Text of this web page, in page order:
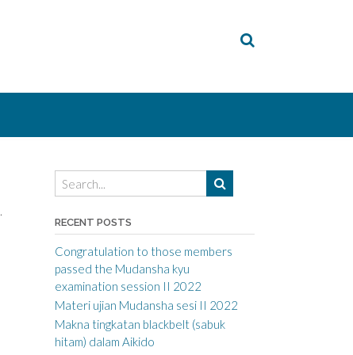
RECENT POSTS
Congratulation to those members
passed the Mudansha kyu
examination session II 2022
Materi ujian Mudansha sesi II 2022
Makna tingkatan blackbelt (sabuk
hitam) dalam Aikido